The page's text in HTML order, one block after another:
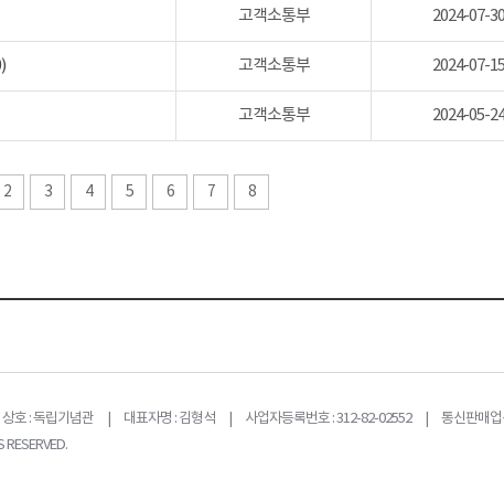
고객소통부 2024-07-30
고객소통부 2024-07-15
고객소통부 2024-05-24
2 3 4 5 6 7 8
상호 : 독립기념관 | 대표자명 : 김형석 | 사업자등록번호 : 312-82-02552 | 통신판매업